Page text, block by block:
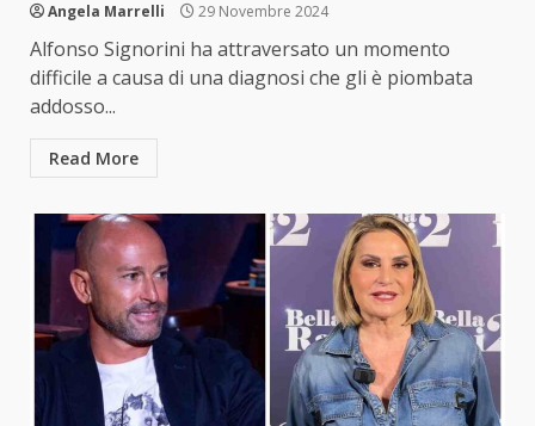
Angela Marrelli 29 Novembre 2024
Alfonso Signorini ha attraversato un momento
difficile a causa di una diagnosi che gli è piombata
addosso...
Read More